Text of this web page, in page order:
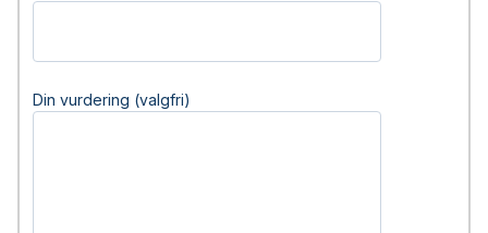
Din vurdering (valgfri)